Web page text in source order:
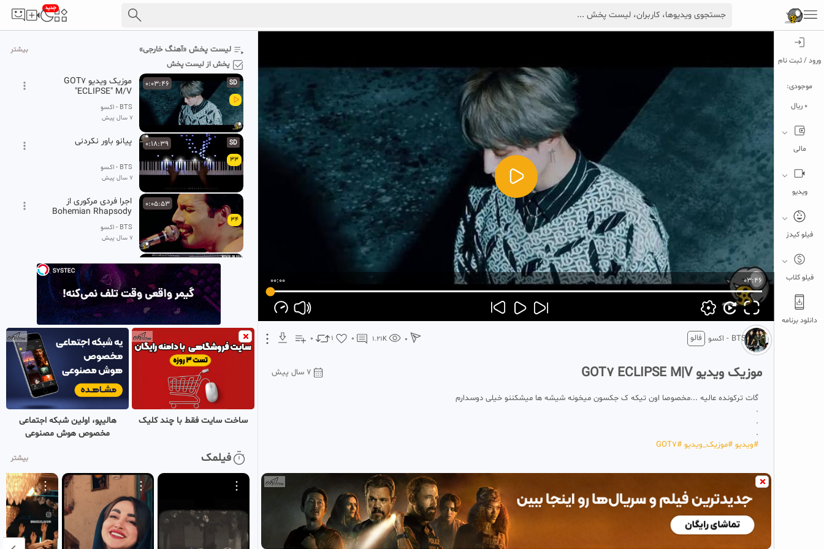
جدید
ورود / ثبت نام
موجودی:
0 ریال
مالی
ویدیو
فیلو کیدز
فیلو کلاب
دانلود برنامه
00:00 03:46
BTS - اکسو فالو 0 1 0 1.21K 0
موزیک ویدیو GOT7 ECLIPSE M|V 7 سال پیش
گات ترکونده عالیه ...مخصوصا اون تیکه ک جکسون میخونه شیشه ها میشکننو خیلی دوسدارم
.
.
.
#‌ویدیو #‌موزیک_ویدیو #‌GOT7
لیست پخش «آهنگ خارجی» بیشتر
پخش از لیست پخش
آهنگ شاد جدید فراز گوانی
باهم
0:03:46 SD
موزیک ویدیو GOT7
"ECLIPSE" M/V
BTS - اکسو
7 سال پیش
33
0:18:39 SD پیانو باور نکردنی
BTS - اکسو
7 سال پیش
34
0:05:53
اجرا فردی مرکوری از
Bohemian Rhapsody
(ترجمه فارسی)
BTS - اکسو
7 سال پیش
0:25:03
فوق العاده ترین اجرای تاریخ
- ویمبلی لندن 1985 - گروه
کویین Queen
BTS - اکسو
7 سال پیش
0:02:12
میکس سریال کره ای
عاشقانه ❤️
BTS - اکسو
0:03:35
آهنگ Lana Del Rey به نام
Rehab Ii
BTS - اکسو
38
Adele - Hello lyrics / متن
7 سال پیش
ساخت سایت فقط با چند کلیک
هالیپو، اولین شبکه اجتماعی
مخصوص هوش مصنوعی
فیلمک بیشتر